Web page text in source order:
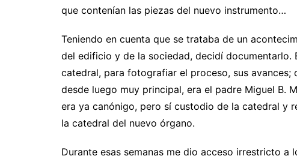
que contenían las piezas del nuevo instrumento…
Teniendo en cuenta que se trataba de un
del edificio y de la sociedad, decidí documentarlo.
catedral, para fotografiar el proceso, sus
desde luego muy principal, era el padre Miguel B.
era ya canónigo, pero sí custodio de la catedral y
la catedral del nuevo órgano.
Durante esas semanas me dio acceso irrestricto